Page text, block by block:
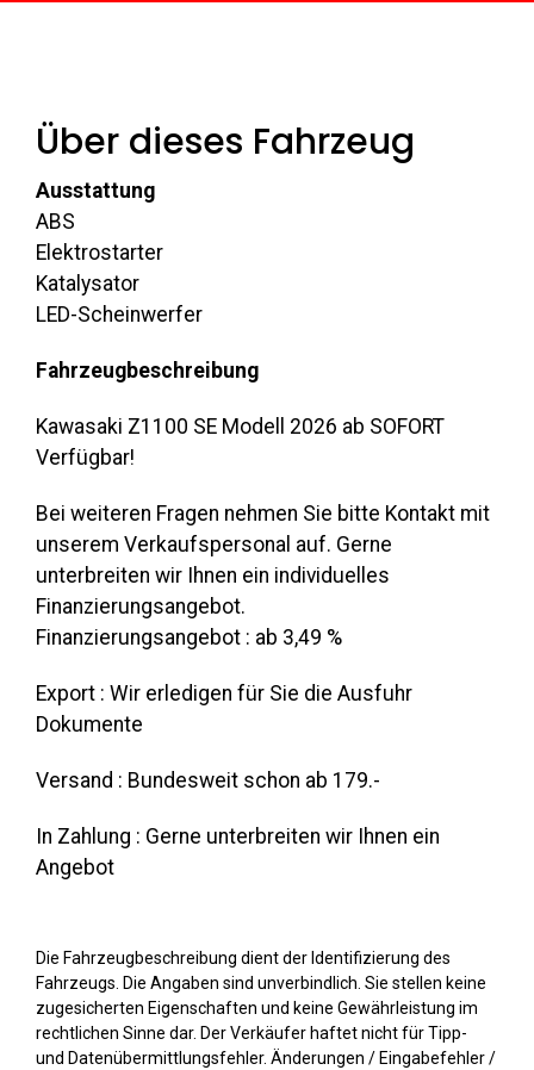
Über dieses Fahrzeug
Ausstattung
ABS
Elektrostarter
Katalysator
LED-Scheinwerfer
Fahrzeugbeschreibung
Kawasaki Z1100 SE Modell 2026 ab SOFORT
Verfügbar!
Bei weiteren Fragen nehmen Sie bitte Kontakt mit
unserem Verkaufspersonal auf. Gerne
unterbreiten wir Ihnen ein individuelles
Finanzierungsangebot.
Finanzierungsangebot : ab 3,49 %
Export : Wir erledigen für Sie die Ausfuhr
Dokumente
Versand : Bundesweit schon ab 179.-
In Zahlung : Gerne unterbreiten wir Ihnen ein
Angebot
Die Fahrzeugbeschreibung dient der Identifizierung des
Fahrzeugs. Die Angaben sind unverbindlich. Sie stellen keine
zugesicherten Eigenschaften und keine Gewährleistung im
rechtlichen Sinne dar. Der Verkäufer haftet nicht für Tipp-
und Datenübermittlungsfehler. Änderungen / Eingabefehler /